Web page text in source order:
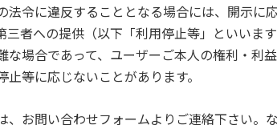
令に違反することとなる場合には、開示に
者への提供（以下「利用停止等」といいます
場合であって、ユーザーご本人の権利・利
等に応じないことがあります。
お問い合わせフォームよりご連絡下さい。